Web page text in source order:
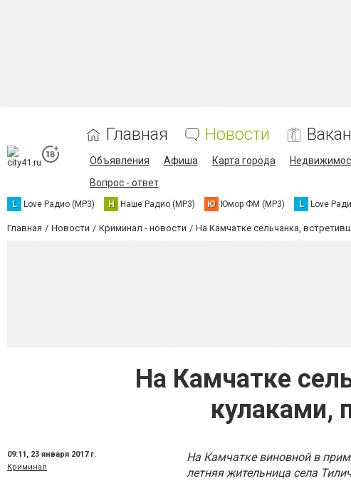
Главная Новости
Объявления Афиша Карта города
Вопрос - ответ
L Love Радио (MP3) Н Наше Радио (MP3) Ю Юмор ФМ (MP3) L Love
Главная Новости Криминал - новости На Камчатке сельчанка,
На Камчатке
кулаками,
09:11, 23 января 2017 г.
Криминал
На Камчатке виновной в
летняя жительница села